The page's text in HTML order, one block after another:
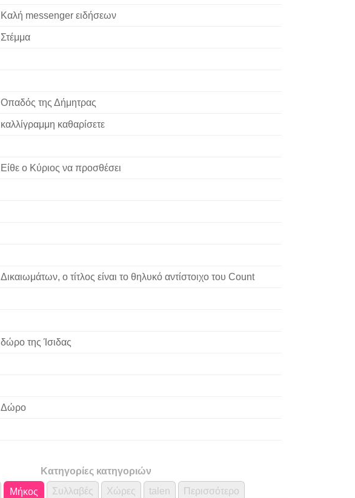
Καλή messenger ειδήσεων
Στέμμα
Οπαδός της Δήμητρας
καλλίγραμμη καθαρίσετε
Είθε ο Κύριος να προσθέσει
Δικαιωμάτων, ο τίτλος είναι το θηλυκό αντίστοιχο του Count
δώρο της Ίσιδας
Δώρο
Κατηγορίες κατηγοριών
Μήκος Συλλαβές Χώρες talen Περισσότερο